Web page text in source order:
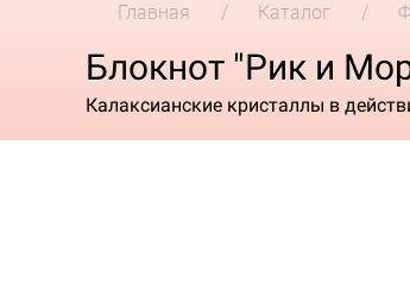
Главная Каталог
Блокнот "Рик и
Калаксианские кристаллы в